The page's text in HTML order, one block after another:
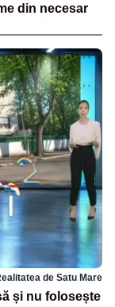
din necesar
de Satu Mare
și nu folosește